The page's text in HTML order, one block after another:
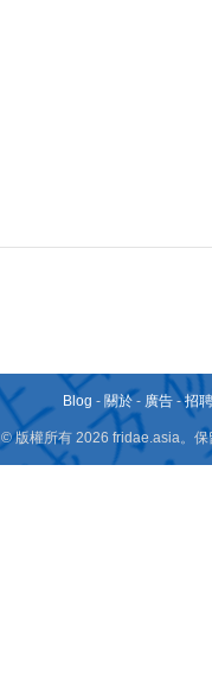
Blog - 關於 - 廣告 -招
© 版權所有 2026 fridae.asia。